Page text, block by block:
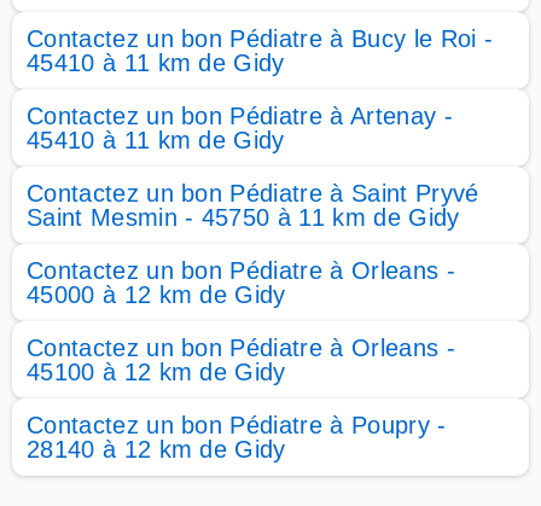
Contactez un bon Pédiatre à Bucy le Roi -
45410 à 11 km de Gidy
Contactez un bon Pédiatre à Artenay -
45410 à 11 km de Gidy
Contactez un bon Pédiatre à Saint Pryvé
Saint Mesmin - 45750 à 11 km de Gidy
Contactez un bon Pédiatre à Orleans -
45000 à 12 km de Gidy
Contactez un bon Pédiatre à Orleans -
45100 à 12 km de Gidy
Contactez un bon Pédiatre à Poupry -
28140 à 12 km de Gidy